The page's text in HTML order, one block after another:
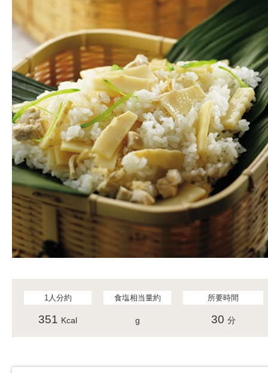
1人分約
351 Kcal
食塩相当量約
g
所要時間
30 分